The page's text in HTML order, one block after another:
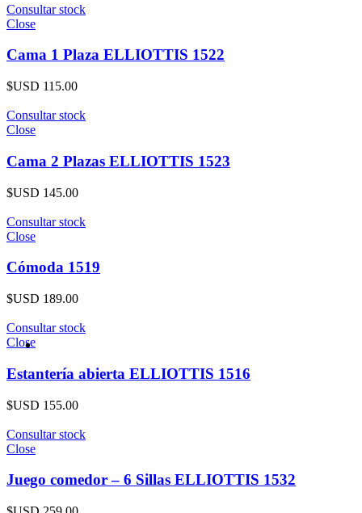
Consultar stock
Close
Cama 1 Plaza ELLIOTTIS 1522
$USD 115.00
Consultar stock
Close
Cama 2 Plazas ELLIOTTIS 1523
$USD 145.00
Consultar stock
Close
Cómoda 1519
$USD 189.00
Consultar stock
Close
Estantería abierta ELLIOTTIS 1516
$USD 155.00
Consultar stock
Close
Juego comedor – 6 Sillas ELLIOTTIS 1532